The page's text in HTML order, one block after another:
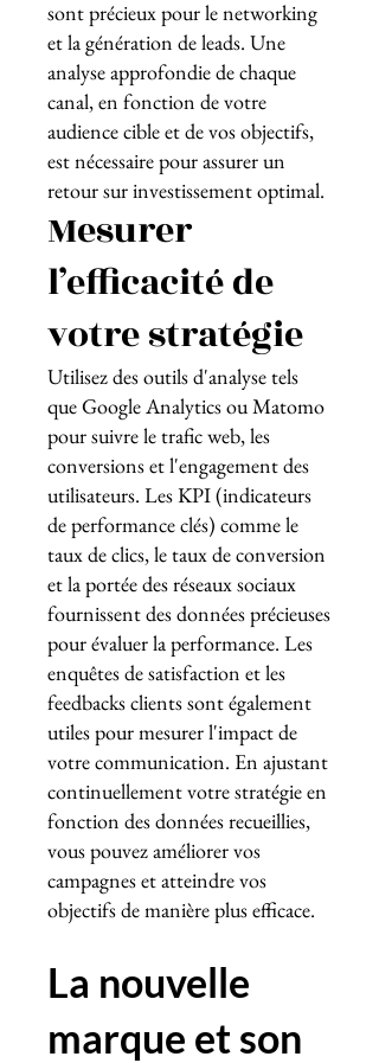
sont précieux pour le networking
et la génération de leads. Une
analyse approfondie de chaque
canal, en fonction de votre
audience cible et de vos objectifs,
est nécessaire pour assurer un
retour sur investissement optimal.
Mesurer
l’efficacité de
votre stratégie
Utilisez des outils d'analyse tels
que Google Analytics ou Matomo
pour suivre le trafic web, les
conversions et l'engagement des
utilisateurs. Les KPI (indicateurs
de performance clés) comme le
taux de clics, le taux de conversion
et la portée des réseaux sociaux
fournissent des données précieuses
pour évaluer la performance. Les
enquêtes de satisfaction et les
feedbacks clients sont également
utiles pour mesurer l'impact de
votre communication. En ajustant
continuellement votre stratégie en
fonction des données recueillies,
vous pouvez améliorer vos
campagnes et atteindre vos
objectifs de manière plus efficace.
La nouvelle
marque et son